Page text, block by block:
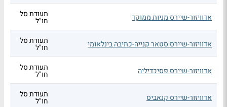
אדוויזור-שיירס מניות ממוקד תעודת סל
חו"ל
אדוויזור-שיירס סטאר קנייה-כתיבה בינלאומי תעודת סל
חו"ל
אדוויזור-שיירס פסיכדיליה תעודת סל
חו"ל
אדוויזור-שיירס קנאביס תעודת סל
חו"ל